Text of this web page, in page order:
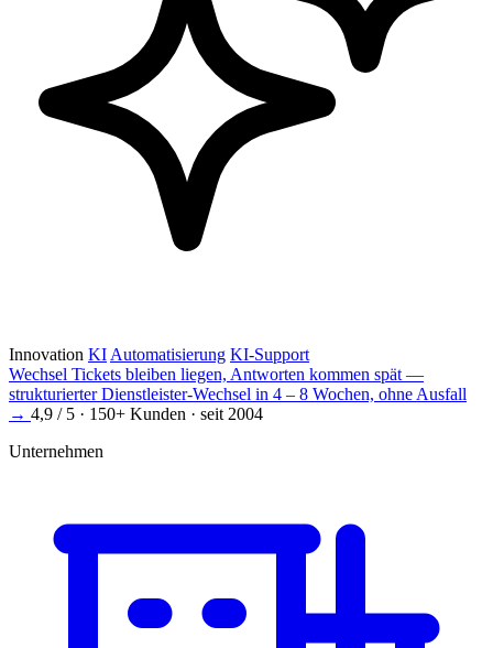
Innovation KI Automatisierung KI-Support
Wechsel Tickets bleiben liegen, Antworten kommen spät —
strukturierter Dienstleister-Wechsel in 4 – 8 Wochen, ohne Ausfall
→ 4,9 / 5 · 150+ Kunden · seit 2004
Unternehmen